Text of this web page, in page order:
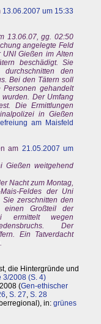
13.06.2007 um 15:33
13.06.07, gg. 02:50
angelegte Feld
UNI Gießen im Alten
beschädigt. Sie
den
Bei den Tätern soll
gehandelt
Der Umfang
Die Ermittlungen
in Gießen
am Maisfeld
am 21.05.2007 um
Gießen weitgehend
Nacht zum Montag,
Feldes der Uni
zerschnitten den
einen Großteil der
ermittelt wegen
Der
Ein Tatverdacht
die Hintergründe und
3/2008 (S. 4)
(Gen-ethischer
, S. 27, S. 28
in: grünes